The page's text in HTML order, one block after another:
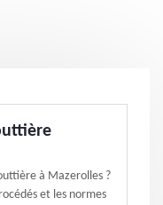
à Mazerolles ?
et les normes